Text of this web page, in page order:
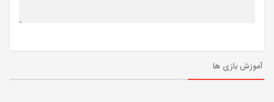
آموزش بازی ها